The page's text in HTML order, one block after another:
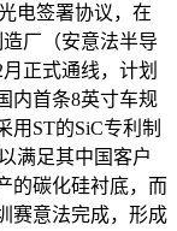
电签署协议，在
厂（安意法半导
正式通线，计划
内首条8英寸车规
用ST的SiC专利制
满足其中国客户
的碳化硅衬底，而
赛意法完成，形成